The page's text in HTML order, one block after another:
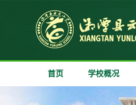
首页 学校概况